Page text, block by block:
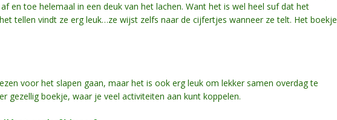
en toe helemaal in een deuk van het lachen. Want het is wel heel suf dat het
tellen vindt ze erg leuk…ze wijst zelfs naar de cijfertjes wanneer ze telt. Het boekje
voor het slapen gaan, maar het is ook erg leuk om lekker samen overdag te
gezellig boekje, waar je veel activiteiten aan kunt koppelen.